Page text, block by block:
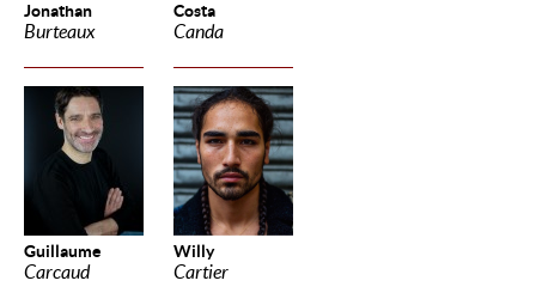
Jonathan
Burteaux
Costa
Canda
Guillaume
Carcaud
Willy
Cartier